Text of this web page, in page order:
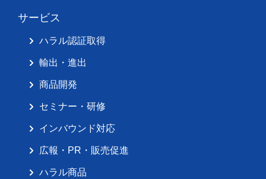
サービス
ハラル認証取得
輸出・進出
商品開発
セミナー・研修
インバウンド対応
広報・PR・販売促進
ハラル商品